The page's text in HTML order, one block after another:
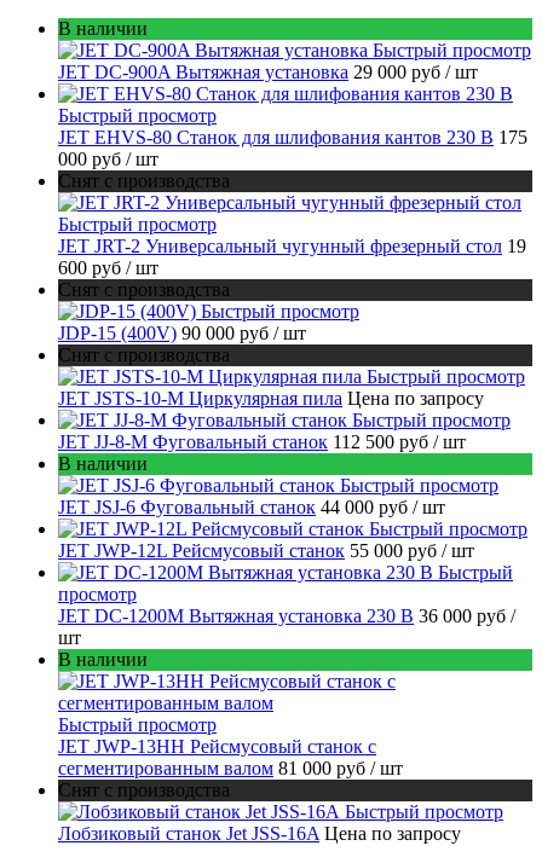
В наличии
Быстрый просмотр
JET DC-900A Вытяжная установка 29 000 руб / шт
Быстрый просмотр
JET EHVS-80 Станок для шлифования кантов 230 В 175
000 руб / шт
Снят с производства
Быстрый просмотр
JET JRT-2 Универсальный чугунный фрезерный стол 19
600 руб / шт
Снят с производства
Быстрый просмотр
JDP-15 (400V) 90 000 руб / шт
Снят с производства
Быстрый просмотр
JET JSTS-10-M Циркулярная пила Цена по запросу
Быстрый просмотр
JET JJ-8-M Фуговальный станок 112 500 руб / шт
В наличии
Быстрый просмотр
JET JSJ-6 Фуговальный станок 44 000 руб / шт
Быстрый просмотр
JET JWP-12L Рейсмусовый станок 55 000 руб / шт
Быстрый
просмотр
JET DC-1200M Вытяжная установка 230 В 36 000 руб /
шт
В наличии
Быстрый просмотр
JET JWP-13HH Рейсмусовый станок с
сегментированным валом 81 000 руб / шт
Снят с производства
Быстрый просмотр
Лобзиковый станок Jet JSS-16A Цена по запросу